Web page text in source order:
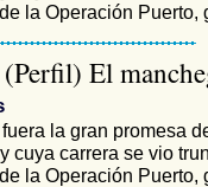
la Operación Puerto,
El
la gran promesa
cuya carrera se vio
la Operación Puerto,